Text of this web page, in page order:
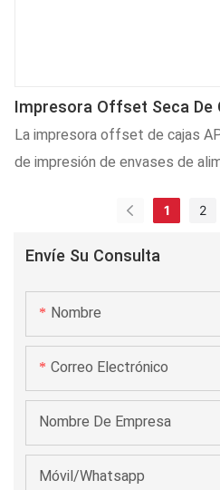
Envíe Su Consulta
Nombre
Correo Electrónico
Nombre De Empresa
Móvil/Whatsapp
Impresora Offset Seca De
APM-6500 De Seis Colores
La impresora offset de cajas
de impresión de envases de
rectangulares con una longitud
550 mm y una velocidad de
1 2